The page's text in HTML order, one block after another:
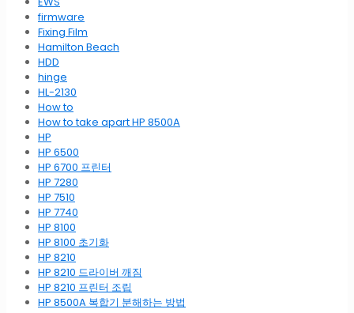
firmware
Fixing Film
Hamilton Beach
HDD
hinge
HL-2130
How to
How to take apart HP 8500A
HP
HP 6500
HP 6700 프린터
HP 7280
HP 7510
HP 7740
HP 8100
HP 8100 초기화
HP 8210
HP 8210 드라이버 깨짐
HP 8210 프린터 조립
HP 8500A 복합기 분해하는 방법